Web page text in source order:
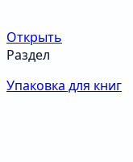
Открыть
Раздел
Упаковка для книг